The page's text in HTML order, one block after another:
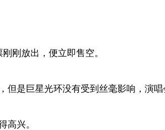
刚放出，便立即售空。
是巨星光环没有受到丝毫影响，演唱
兴。